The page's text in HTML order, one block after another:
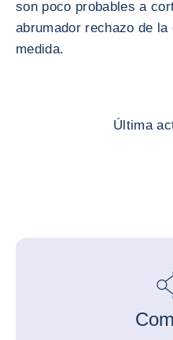
son poco probables a
abrumador rechazo de
medida.
Última